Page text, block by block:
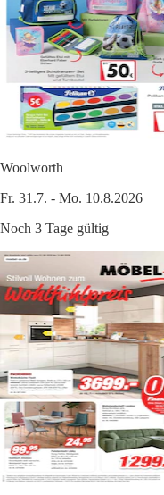
Woolworth
Fr. 31.7. - Mo. 10.8.2026
Noch 3 Tage gültig